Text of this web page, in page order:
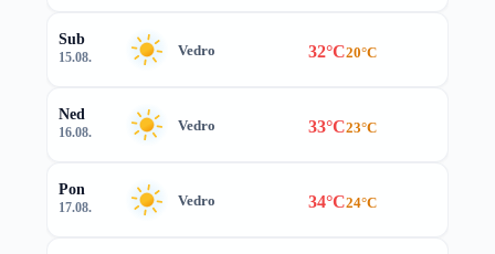
Sub
15.08. Vedro 32°C20°C
Ned
16.08. Vedro 33°C23°C
Pon
17.08. Vedro 34°C24°C